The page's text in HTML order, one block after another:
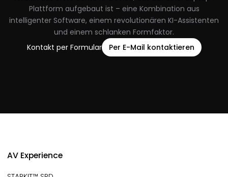
Plattform aufgebaut ist – eine Kombination aus
intelligenter Software, einem revolutionären KI-Assistenten
und einem schlanken Formfaktor.
Kontakt per Formular
Per E-Mail kontaktieren
AV Experience